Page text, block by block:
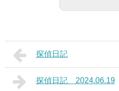
探偵日記
探偵日記 2024.06.19